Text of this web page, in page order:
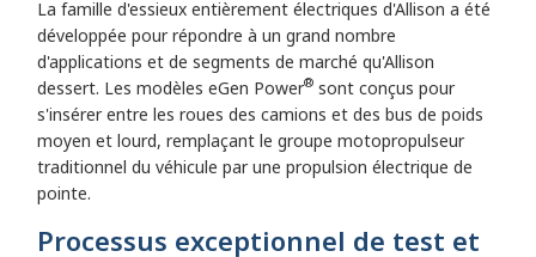
La famille d'essieux entièrement électriques d'Allison a été
développée pour répondre à un grand nombre
d'applications et de segments de marché qu'Allison
dessert. Les modèles eGen Power® sont conçus pour
s'insérer entre les roues des camions et des bus de poids
moyen et lourd, remplaçant le groupe motopropulseur
traditionnel du véhicule par une propulsion électrique de
pointe.
Processus exceptionnel de test et